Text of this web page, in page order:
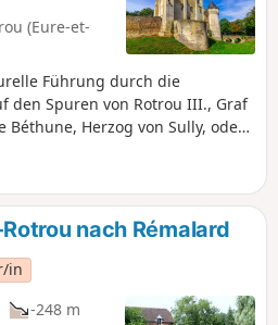
(Eure-et-
Führung durch die
den Spuren von Rotrou III., Graf
Béthune, Herzog von Sully, oder
nach Rémalard
in
-248 m